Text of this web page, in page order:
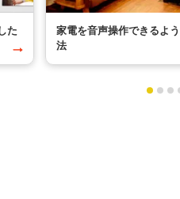
た
家電を音声操作できるよ
法